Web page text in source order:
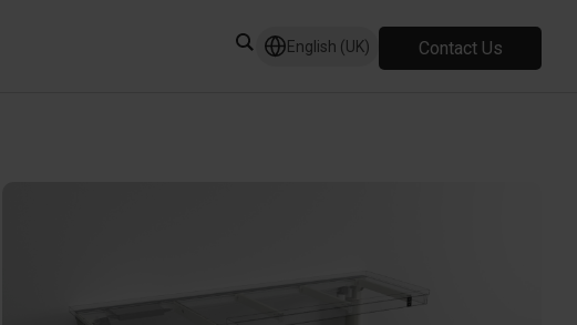
English (UK) Contact Us